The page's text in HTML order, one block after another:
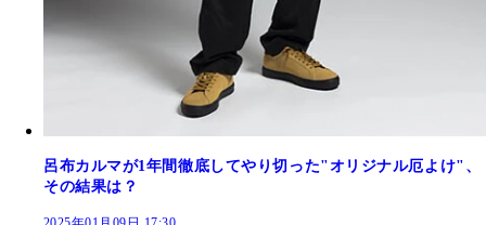
呂布カルマが1年間徹底してやり切った"オリジナル厄よけ"、
その結果は？